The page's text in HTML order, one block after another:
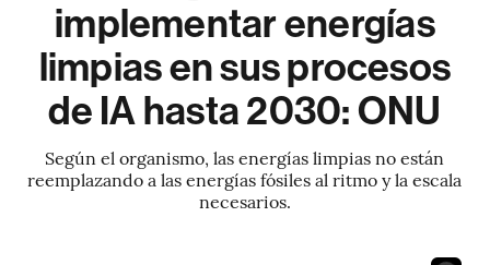
implementar energías
limpias en sus procesos
de IA hasta 2030: ONU
Según el organismo, las energías limpias no están
reemplazando a las energías fósiles al ritmo y la escala
necesarios.